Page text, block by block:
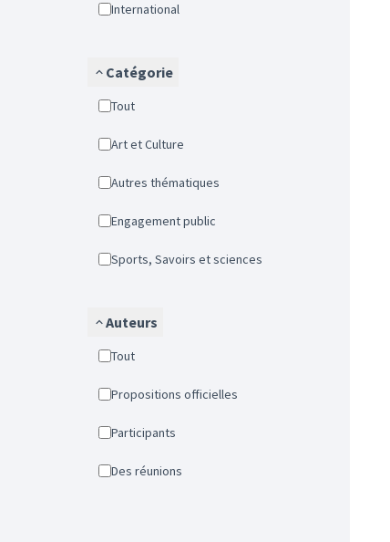
International
Catégorie
Tout
Art et Culture
Autres thématiques
Engagement public
Sports, Savoirs et sciences
Auteurs
Tout
Propositions officielles
Participants
Des réunions